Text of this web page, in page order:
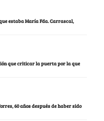
estaba María Fda. Carrascal,
que criticar la puerta por la que
60 años después de haber sido